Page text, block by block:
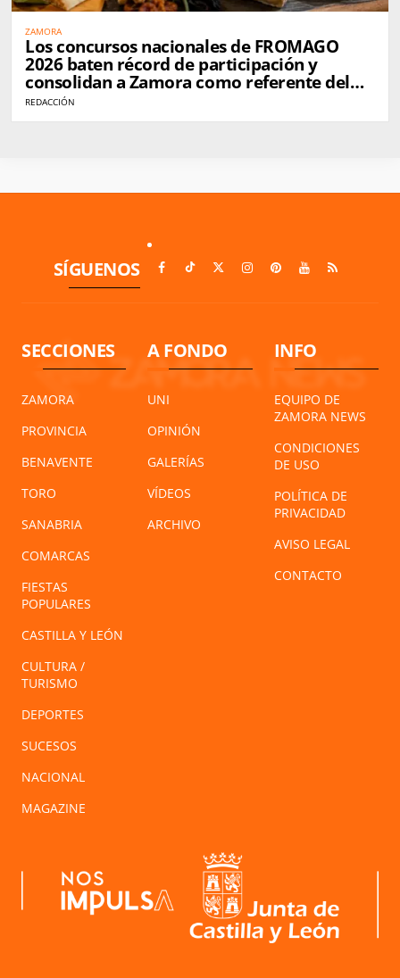
ZAMORA
Los concursos nacionales de FROMAGO
2026 baten récord de participación y
consolidan a Zamora como referente del
queso en España
REDACCIÓN
SÍGUENOS
SECCIONES
ZAMORA
PROVINCIA
BENAVENTE
TORO
SANABRIA
COMARCAS
FIESTAS
POPULARES
CASTILLA Y LEÓN
CULTURA /
TURISMO
DEPORTES
SUCESOS
NACIONAL
MAGAZINE
A FONDO
UNI
OPINIÓN
GALERÍAS
VÍDEOS
ARCHIVO
INFO
EQUIPO DE
ZAMORA NEWS
CONDICIONES
DE USO
POLÍTICA DE
PRIVACIDAD
AVISO LEGAL
CONTACTO